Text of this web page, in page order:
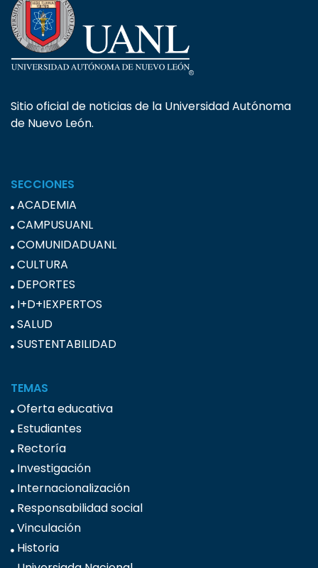
Sitio oficial de noticias de la Universidad Autónoma
de Nuevo León.
SECCIONES
ACADEMIA
CAMPUSUANL
COMUNIDADUANL
CULTURA
DEPORTES
I+D+IEXPERTOS
SALUD
SUSTENTABILIDAD
TEMAS
Oferta educativa
Estudiantes
Rectoría
Investigación
Internacionalización
Responsabilidad social
Vinculación
Historia